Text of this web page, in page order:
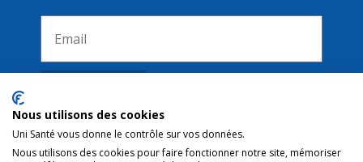
Nous utilisons des cookies
Uni Santé vous donne le contrôle sur vos données.
Nous utilisons des cookies pour faire fonctionner notre site, mémoriser